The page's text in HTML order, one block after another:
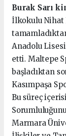
Burak Sarı
İlkokulu Nihat
Anadolu
etti. Maltepe
başladıktan
Kasımpaşa
Bu süreç
Marmara